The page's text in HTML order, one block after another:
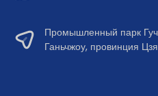
Промышленный парк
Ганьчжоу, провинция